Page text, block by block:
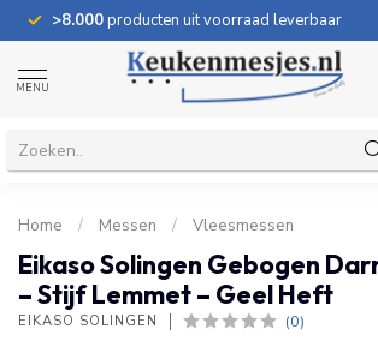
>8.000producten uit voorraad leverbaar
MENU
Home / Messen / Vleesmessen
Eikaso Solingen Gebogen
– Stijf Lemmet – Geel Heft
EIKASO SOLINGEN (0)